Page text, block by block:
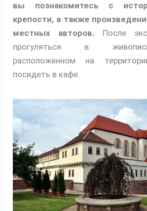
вы познакомитесь с
крепости, а также
местных авторов. После
прогуляться в
расположенном на
посидеть в кафе.